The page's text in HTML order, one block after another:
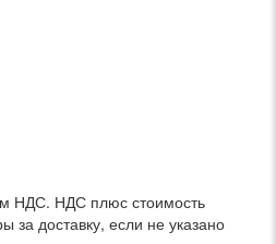
НДС. НДС плюс стоимость
за доставку, если не указано